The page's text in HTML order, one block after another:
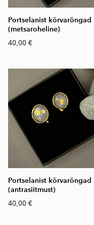
Portselanist kõrvarõngad
(metsaroheline)
40,00 €
Portselanist kõrvarõngad
(antrasiitmust)
40,00 €